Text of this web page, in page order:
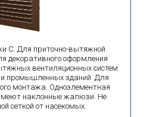
С. Для приточно-вытяжной
декоративного оформления
вентиляционных систем
промышленных зданий. Для
монтажа. Одноэлементная
наклонные жалюзи. Не
сеткой от насекомых.